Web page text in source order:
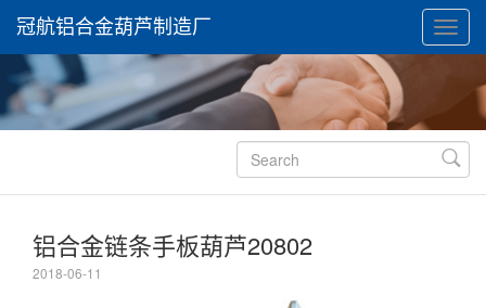
冠航铝合金葫芦制造厂

铝合金链条手板葫芦20802
2018-06-11